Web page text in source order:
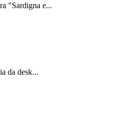
"Sardigna e...
da desk...